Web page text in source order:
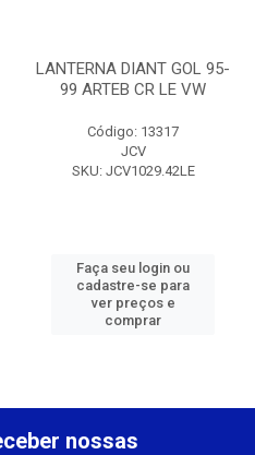
LANTERNA DIANT GOL 95-
99 ARTEB CR LE VW
Código: 13317
JCV
SKU: JCV1029.42LE
Faça seu login ou
cadastre-se para
ver preços e
comprar
nossas